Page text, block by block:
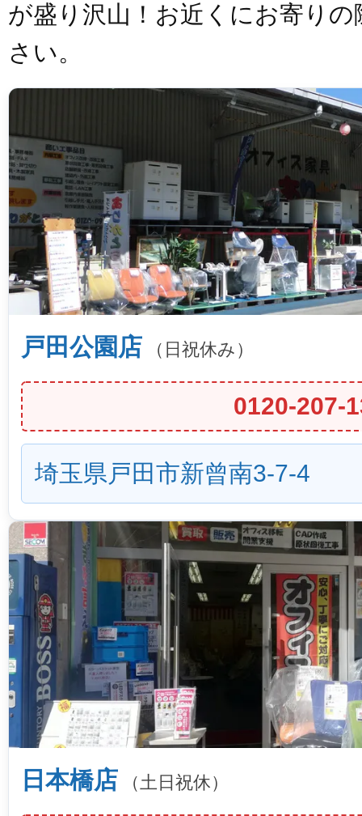
が盛り沢山！お近くにお寄り
さい。
戸田公園店 （日祝休み）
0120-207-
埼玉県戸田市新曾南3-7-4
日本橋店 （土日祝休）